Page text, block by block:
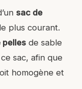
sac de
plus courant.
pelles de sable
sac, afin que
homogène et